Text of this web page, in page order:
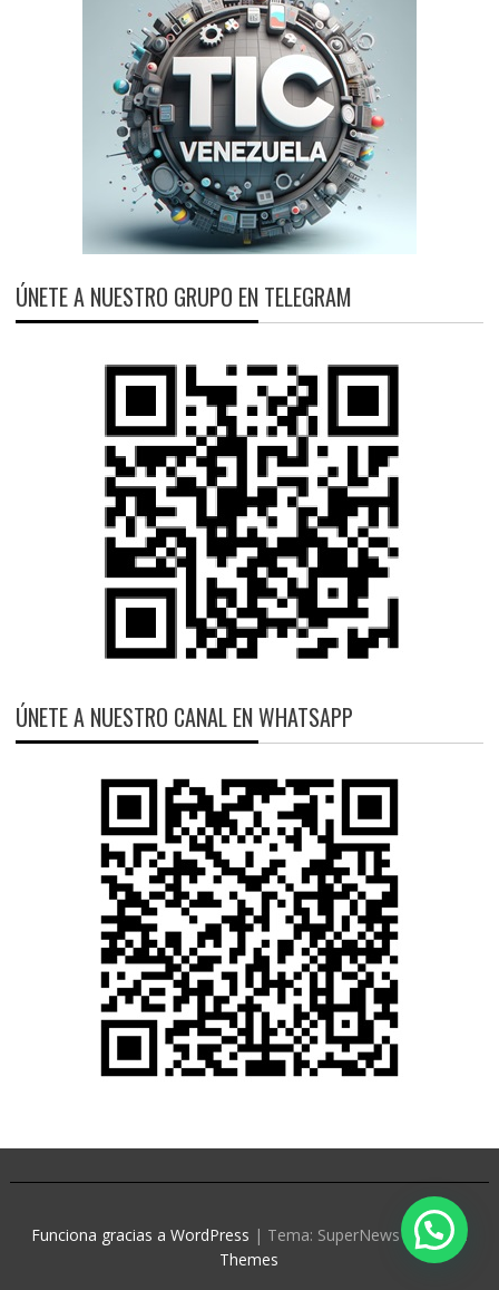
ÚNETE A NUESTRO GRUPO EN TELEGRAM
ÚNETE A NUESTRO CANAL EN WHATSAPP
Funciona gracias a WordPress | Tema: SuperNews deAcme
Themes